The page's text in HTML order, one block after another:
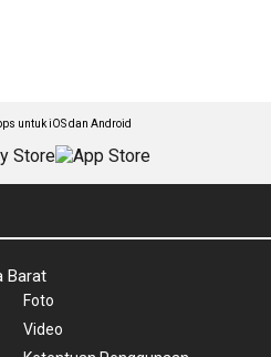
untuk iOS dan Android
Barat
Foto
Video